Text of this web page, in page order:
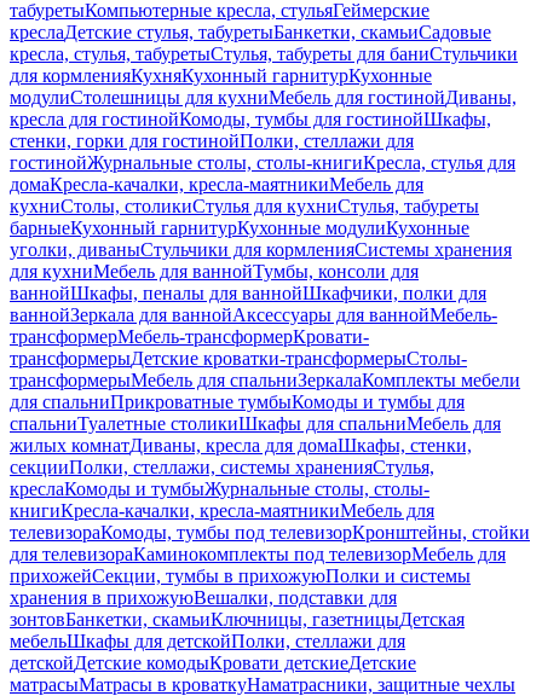
табуретыКомпьютерные кресла, стульяГеймерские
креслаДетские стулья, табуретыБанкетки, скамьиСадовые
кресла, стулья, табуретыСтулья, табуреты для баниСтульчики
для кормленияКухняКухонный гарнитурКухонные
модулиСтолешницы для кухниМебель для гостинойДиваны,
кресла для гостинойКомоды, тумбы для гостинойШкафы,
стенки, горки для гостинойПолки, стеллажи для
гостинойЖурнальные столы, столы-книгиКресла, стулья для
домаКресла-качалки, кресла-маятникиМебель для
кухниСтолы, столикиСтулья для кухниСтулья, табуреты
барныеКухонный гарнитурКухонные модулиКухонные
уголки, диваныСтульчики для кормленияСистемы хранения
для кухниМебель для ваннойТумбы, консоли для
ваннойШкафы, пеналы для ваннойШкафчики, полки для
ваннойЗеркала для ваннойАксессуары для ваннойМебель-
трансформерМебель-трансформерКровати-
трансформерыДетские кроватки-трансформерыСтолы-
трансформерыМебель для спальниЗеркалаКомплекты мебели
для спальниПрикроватные тумбыКомоды и тумбы для
спальниТуалетные столикиШкафы для спальниМебель для
жилых комнатДиваны, кресла для домаШкафы, стенки,
секцииПолки, стеллажи, системы храненияСтулья,
креслаКомоды и тумбыЖурнальные столы, столы-
книгиКресла-качалки, кресла-маятникиМебель для
телевизораКомоды, тумбы под телевизорКронштейны, стойки
для телевизораКаминокомплекты под телевизорМебель для
прихожейСекции, тумбы в прихожуюПолки и системы
хранения в прихожуюВешалки, подставки для
зонтовБанкетки, скамьиКлючницы, газетницыДетская
мебельШкафы для детскойПолки, стеллажи для
детскойДетские комодыКровати детскиеДетские
матрасыМатрасы в кроваткуНаматрасники, защитные чехлы